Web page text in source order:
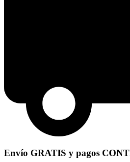
Envío GRATIS y pagos